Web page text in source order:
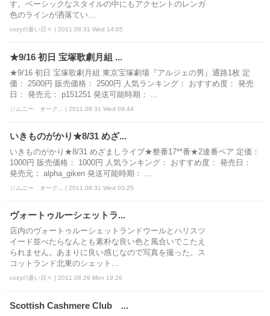
す。ベーシックなスタイルの中にもアクセントのレンガ
色のラインが洒落てい...
cozyの蒼い日々 | 2011.08.31 Wed 14:05
★9/16 初日 宝塚歌劇月組 ...
★9/16 初日 宝塚歌劇月組 東京宝塚劇場『アルジェの男』通路1枚 定
価： 2500円 販売価格： 2500円 人気ランキング： おすすめ度： 発売
日： 発売元： p151251 発送可能時期： ...
ジムニー オーク... | 2011.08.31 Wed 09:44
いきものがかり★8/31 めざ...
いきものがかり★8/31 めざましライブ★整番17**番★2連番ペア 定価：
1000円 販売価格： 1000円 人気ランキング： おすすめ度： 発売日：
発売元： alpha_giken 発送可能時期： ...
ジムニー オーク... | 2011.08.31 Wed 03:25
ヴォートゥルーシェットラ...
店内のヴォートゥルーシェットランドウールとハリスツ
イード並べたらなんとも素朴な良い色と風合いでこたえ
られません。あまりに良い感じなので写真を撮った。ス
コットランド北東のシェット...
cozyの蒼い日々 | 2011.08.29 Mon 19:26
Scottish Cashmere Club ...